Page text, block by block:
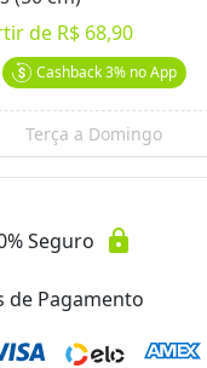
de R$ 68,90
Cashback3%no App
Terça a Domingo
Seguro lock
de Pagamento